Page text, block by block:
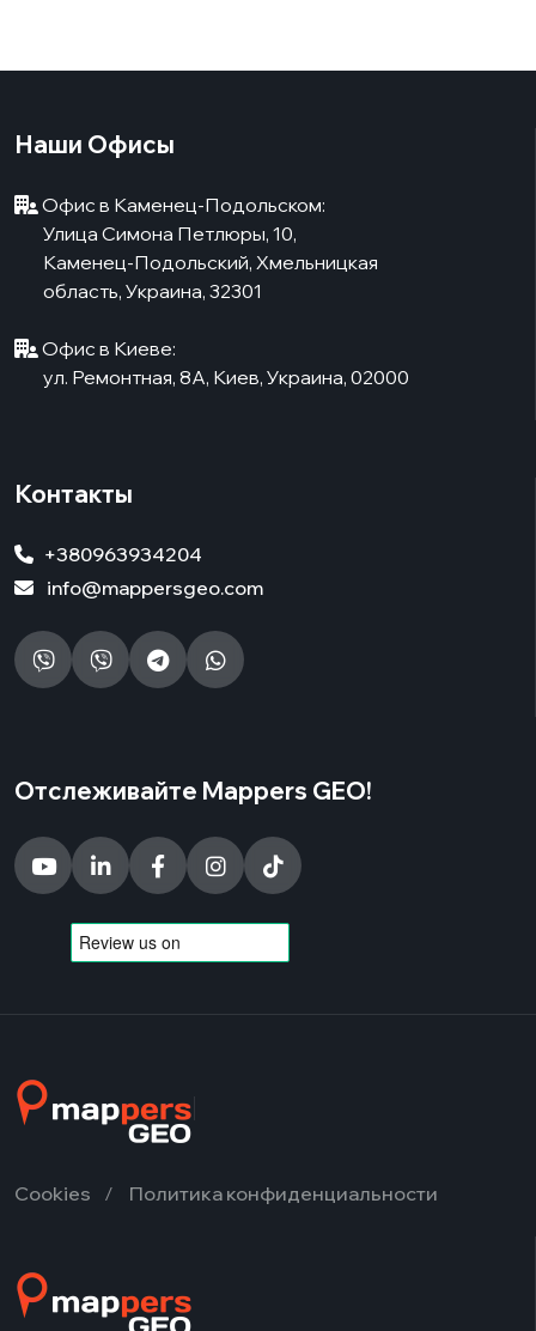
Наши Офисы
Офис в Каменец-Подольском:
Улица Симона Петлюры, 10,
Каменец-Подольский, Хмельницкая
область, Украина, 32301
Офис в Киеве:
ул. Ремонтная, 8А, Киев, Украина, 02000
Контакты
+380963934204
info@mappersgeo.com
Отслеживайте Mappers GEO!
Cookies Политика конфиденциальности